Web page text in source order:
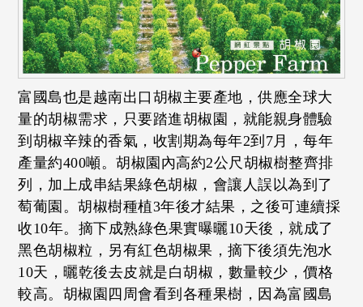
富國島也是越南出口胡椒主要產地，供應全球大
量的胡椒需求，只要踏進胡椒園，就能親身體驗
到胡椒辛辣的香氣，收割期為每年2到7月，每年
產量約400噸。胡椒園內高約2公尺胡椒樹整齊排
列，加上成串結果綠色胡椒，會讓人誤以為到了
萄葡園。胡椒樹種植3年後才結果，之後可連續採
收10年。摘下成熟綠色果實曝曬10天後，就成了
黑色胡椒粒，另有紅色胡椒果，摘下後須先泡水
10天，曬乾後去皮就是白胡椒，數量較少，價格
較高。胡椒園四周會看到各種果樹，因為富國島